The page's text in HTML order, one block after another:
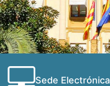
Sede Electrónica